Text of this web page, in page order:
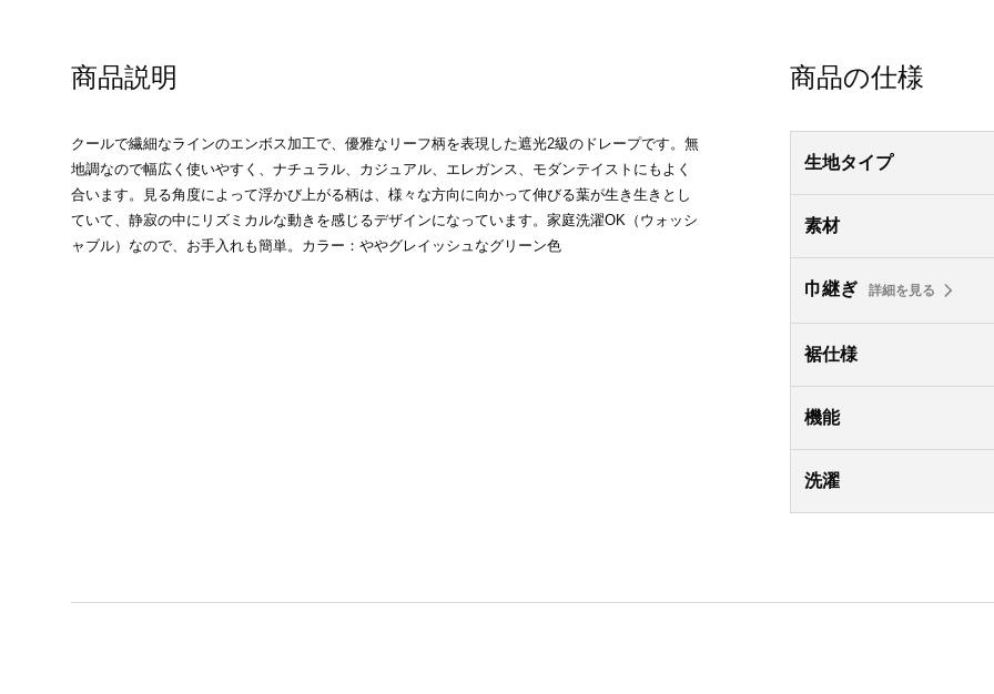
商品説明
クールで繊細なラインのエンボス加工で、優雅なリーフ柄を表現した遮光2級のドレープです。無
地調なので幅広く使いやすく、ナチュラル、カジュアル、エレガンス、モダンテイストにもよく
合います。見る角度によって浮かび上がる柄は、様々な方向に向かって伸びる葉が生き生きとし
ていて、静寂の中にリズミカルな動きを感じるデザインになっています。家庭洗濯OK（ウォッシ
ャブル）なので、お手入れも簡単。カラー：ややグレイッシュなグリーン色
商品の仕様
生地タイプ
素材
巾継ぎ 詳細を見る
裾仕様
機能
洗濯